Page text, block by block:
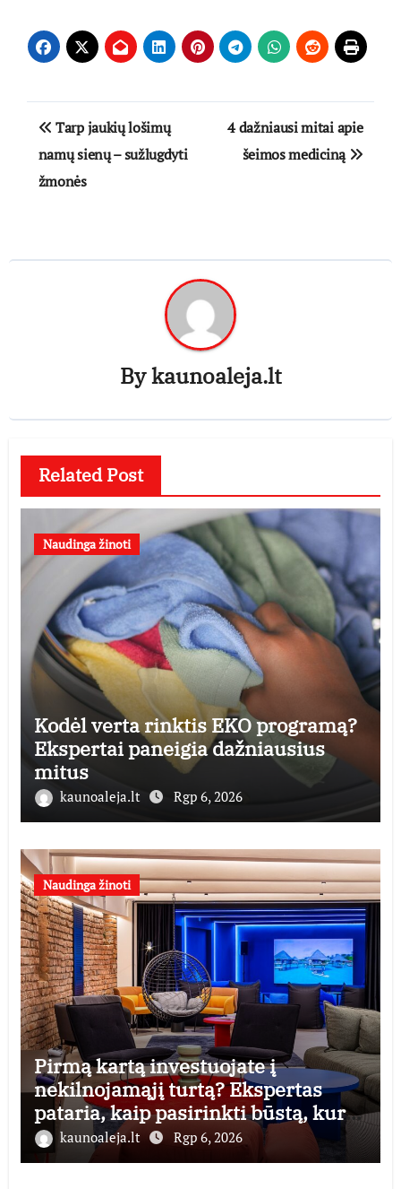
Navigacija
tarp
įrašų
Tarp jaukių lošimų
namų sienų – sužlugdyti
žmonės
4 dažniausi mitai apie
šeimos mediciną
Bykaunoaleja.lt
Related Post
Naudinga žinoti
Kodėl verta rinktis EKO programą?
Ekspertai paneigia dažniausius
mitus
kaunoaleja.lt Rgp 6, 2026
Naudinga žinoti
Pirmą kartą investuojate į
nekilnojamąjį turtą? Ekspertas
pataria, kaip pasirinkti būstą, kuris
generuos grąžą
kaunoaleja.lt Rgp 6, 2026